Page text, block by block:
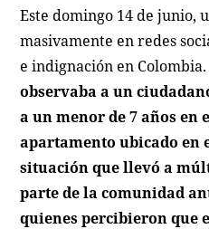
Este domingo 14 de junio,
masivamente en redes
e indignación en
observaba a un
a un menor de 7 años en
apartamento ubicado en
situación que llevó a
parte de la comunidad
quienes percibieron que